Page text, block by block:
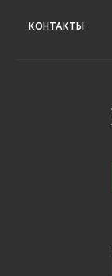
КОНТАКТЫ